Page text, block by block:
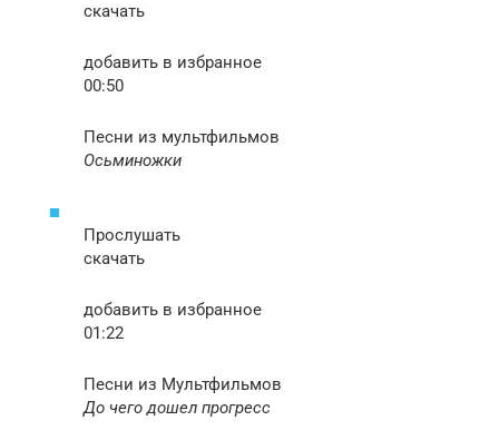
скачать
добавить в избранное
00:50
Песни из мультфильмов
Осьминожки
Прослушать
скачать
добавить в избранное
01:22
Песни из Мультфильмов
До чего дошел прогресс